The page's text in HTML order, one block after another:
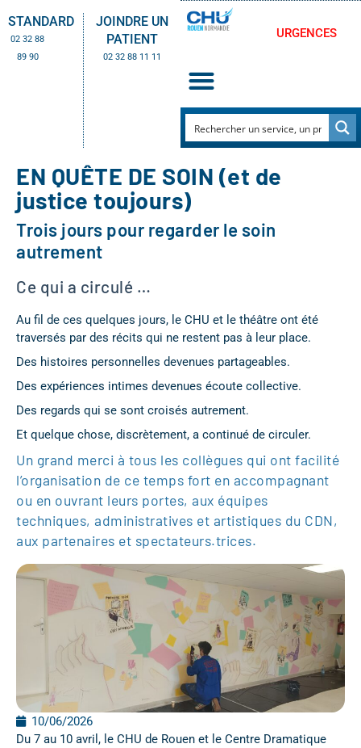
STANDARD
02 32 88
89 90
JOINDRE UN
PATIENT
02 32 88 11 11
URGENCES
EN QUÊTE DE SOIN (et de
justice toujours)
Trois jours pour regarder le soin
autrement
Ce qui a circulé …
Au fil de ces quelques jours, le CHU et le théâtre ont été
traversés par des récits qui ne restent pas à leur place.
Des histoires personnelles devenues partageables.
Des expériences intimes devenues écoute collective.
Des regards qui se sont croisés autrement.
Et quelque chose, discrètement, a continué de circuler.
Un grand merci à tous les collègues qui ont facilité
l’organisation de ce temps fort en accompagnant
ou en ouvrant leurs portes, aux équipes
techniques, administratives et artistiques du CDN,
aux partenaires et spectateurs.trices.
10/06/2026
Du 7 au 10 avril, le CHU de Rouen et le Centre Dramatique